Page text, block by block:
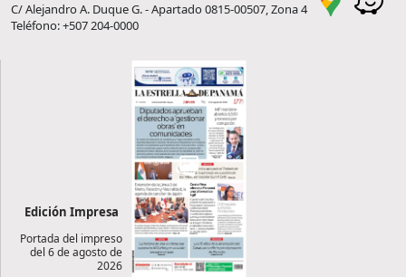
C/ Alejandro A. Duque G. - Apartado 0815-00507, Zona 4
Teléfono: +507 204-0000
Edición Impresa
Portada del impreso
del 6 de agosto de
2026